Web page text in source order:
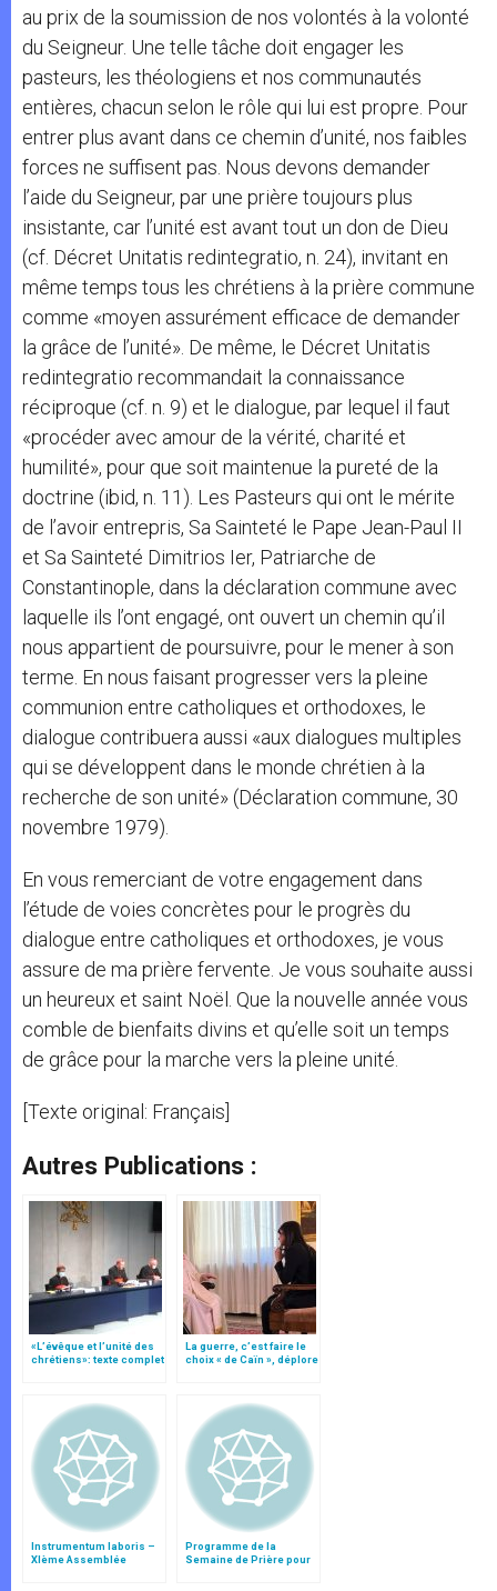
au prix de la soumission de nos volontés à la volonté
du Seigneur. Une telle tâche doit engager les
pasteurs, les théologiens et nos communautés
entières, chacun selon le rôle qui lui est propre. Pour
entrer plus avant dans ce chemin d’unité, nos faibles
forces ne suffisent pas. Nous devons demander
l’aide du Seigneur, par une prière toujours plus
insistante, car l’unité est avant tout un don de Dieu
(cf. Décret Unitatis redintegratio, n. 24), invitant en
même temps tous les chrétiens à la prière commune
comme «moyen assurément efficace de demander
la grâce de l’unité». De même, le Décret Unitatis
redintegratio recommandait la connaissance
réciproque (cf. n. 9) et le dialogue, par lequel il faut
«procéder avec amour de la vérité, charité et
humilité», pour que soit maintenue la pureté de la
doctrine (ibid, n. 11). Les Pasteurs qui ont le mérite
de l’avoir entrepris, Sa Sainteté le Pape Jean-Paul II
et Sa Sainteté Dimitrios Ier, Patriarche de
Constantinople, dans la déclaration commune avec
laquelle ils l’ont engagé, ont ouvert un chemin qu’il
nous appartient de poursuivre, pour le mener à son
terme. En nous faisant progresser vers la pleine
communion entre catholiques et orthodoxes, le
dialogue contribuera aussi «aux dialogues multiples
qui se développent dans le monde chrétien à la
recherche de son unité» (Déclaration commune, 30
novembre 1979).
En vous remerciant de votre engagement dans
l’étude de voies concrètes pour le progrès du
dialogue entre catholiques et orthodoxes, je vous
assure de ma prière fervente. Je vous souhaite aussi
un heureux et saint Noël. Que la nouvelle année vous
comble de bienfaits divins et qu’elle soit un temps
de grâce pour la marche vers la pleine unité.
[Texte original: Français]
Autres Publications :
«L’évêque et l’unité des
chrétiens»: texte complet
La guerre, c’est faire le
choix « de Caïn », déplore
Instrumentum laboris –
XIème Assemblée
Programme de la
Semaine de Prière pour